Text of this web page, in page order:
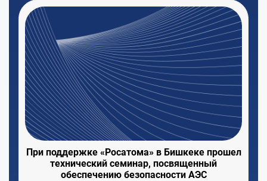
При поддержке «Росатома» в Бишкеке прошел
технический семинар, посвященный
обеспечению безопасности АЭС